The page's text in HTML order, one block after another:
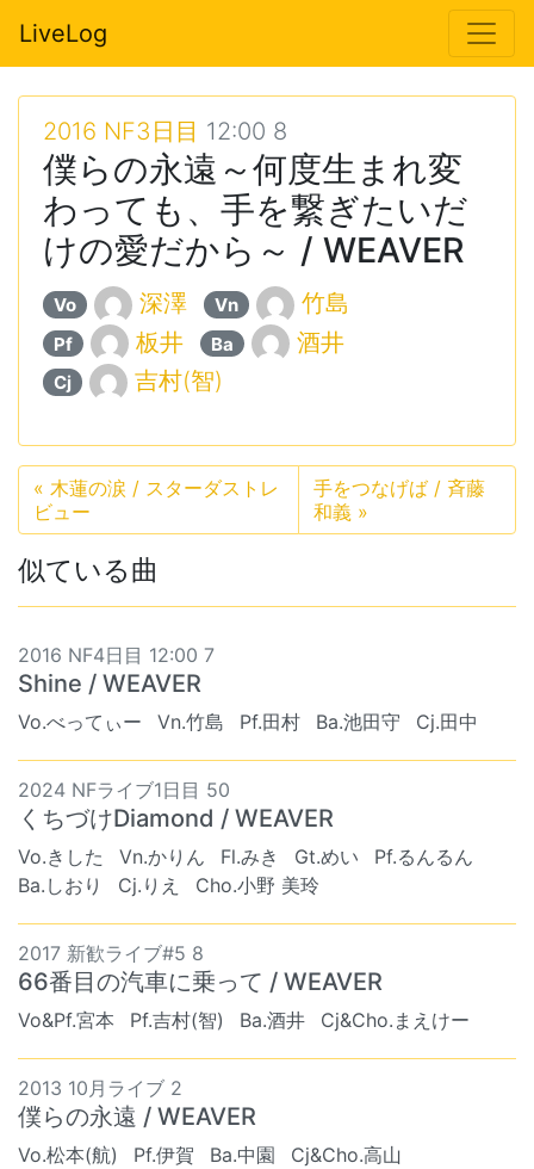
LiveLog
2016 NF3日目 12:00 8
僕らの永遠～何度生まれ変
わっても、手を繋ぎたいだ
けの愛だから～ / WEAVER
Vo 深澤 Vn 竹島
Pf 板井 Ba 酒井
Cj 吉村(智)
« 木蓮の涙 / スターダストレ
ビュー
手をつなげば / 斉藤
和義 »
似ている曲
2016 NF4日目 12:00 7
Shine / WEAVER
Vo.べってぃー Vn.竹島 Pf.田村 Ba.池田守 Cj.田中
2024 NFライブ1日目 50
くちづけDiamond / WEAVER
Vo.きした Vn.かりん Fl.みき Gt.めい
Pf.るんるん
Ba.しおり
Cj.りえ Cho.小野 美玲
2017 新歓ライブ#5 8
66番目の汽車に乗って / WEAVER
Vo&Pf.宮本 Pf.吉村(智) Ba.酒井 Cj&Cho.まえけー
2013 10月ライブ 2
僕らの永遠 / WEAVER
Vo.松本(航) Pf.伊賀 Ba.中園 Cj&Cho.高山